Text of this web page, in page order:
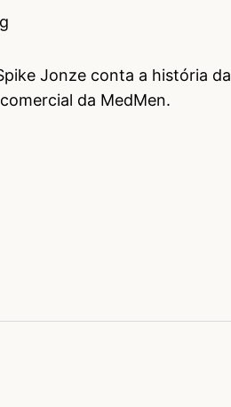
Jonze conta a história da
da MedMen.